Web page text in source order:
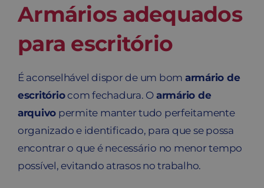
Armários adequados
para escritório
É aconselhável dispor de um bom armário de
escritóriocom fechadura. O armário de
arquivo permite manter tudo perfeitamente
organizado e identificado, para que se possa
encontrar o que é necessário no menor tempo
possível, evitando atrasos no trabalho.